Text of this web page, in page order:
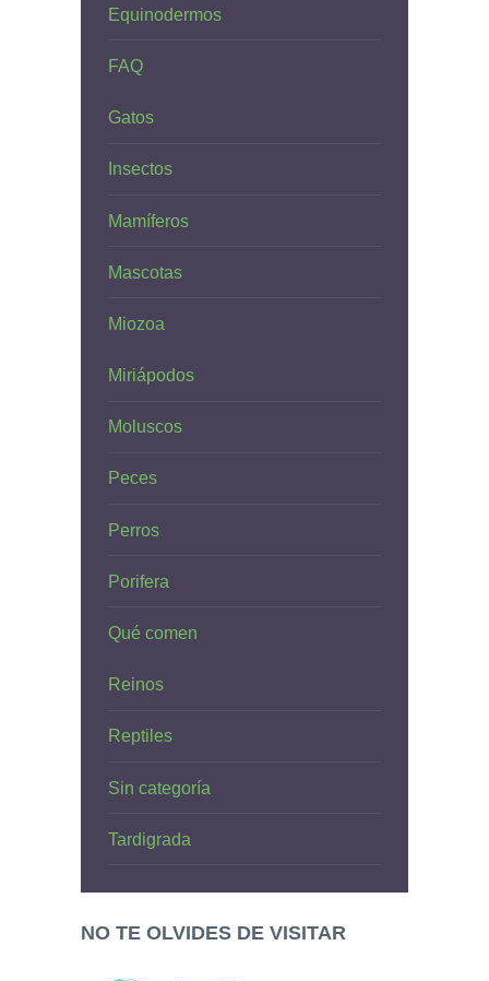
Equinodermos
FAQ
Gatos
Insectos
Mamíferos
Mascotas
Miozoa
Miriápodos
Moluscos
Peces
Perros
Porifera
Qué comen
Reinos
Reptiles
Sin categoría
Tardigrada
NO TE OLVIDES DE VISITAR